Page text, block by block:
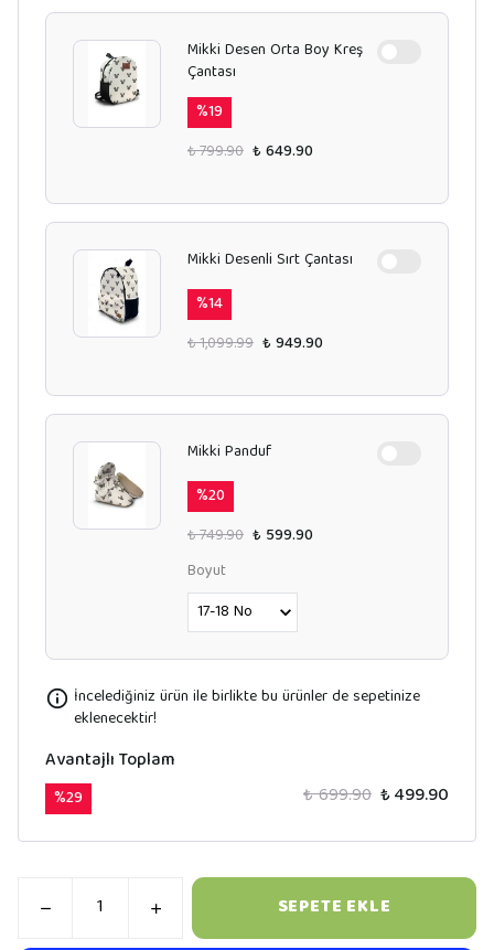
Mikki Desen Orta Boy Kreş
Çantası
%19
₺ 799.90 ₺ 649.90
Mikki Desenli Sırt Çantası
%14
₺ 1,099.99 ₺ 949.90
Mikki Panduf
%20
₺ 749.90 ₺ 599.90
Boyut
İncelediğiniz ürün ile birlikte bu ürünler de sepetinize
eklenecektir!
Avantajlı Toplam
%29 ₺ 699.90 ₺ 499.90
SEPETE EKLE